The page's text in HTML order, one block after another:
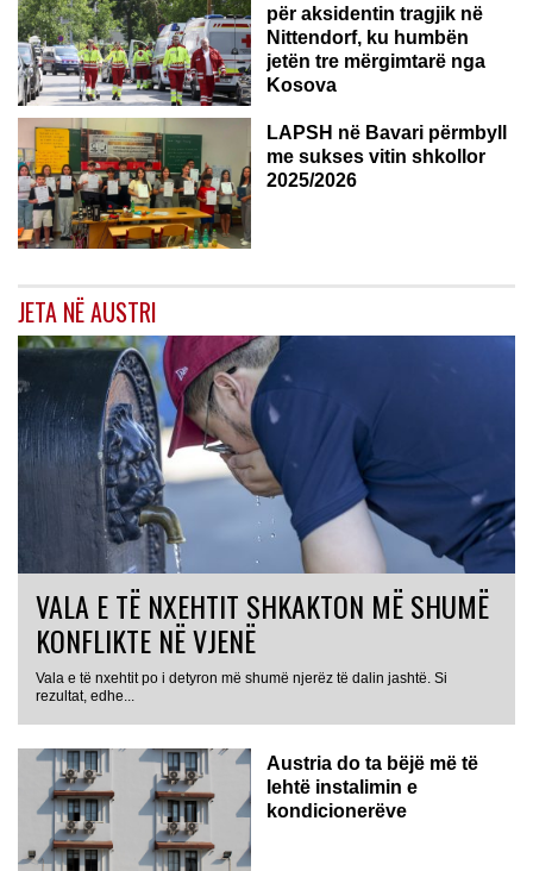
për aksidentin tragjik në
Nittendorf, ku humbën
jetën tre mërgimtarë nga
Kosova
LAPSH në Bavari përmbyll
me sukses vitin shkollor
2025/2026
JETA NË AUSTRI
VALA E TË NXEHTIT SHKAKTON MË SHUMË
KONFLIKTE NË VJENË
Vala e të nxehtit po i detyron më shumë njerëz të dalin jashtë. Si
rezultat, edhe...
Austria do ta bëjë më të
lehtë instalimin e
kondicionerëve